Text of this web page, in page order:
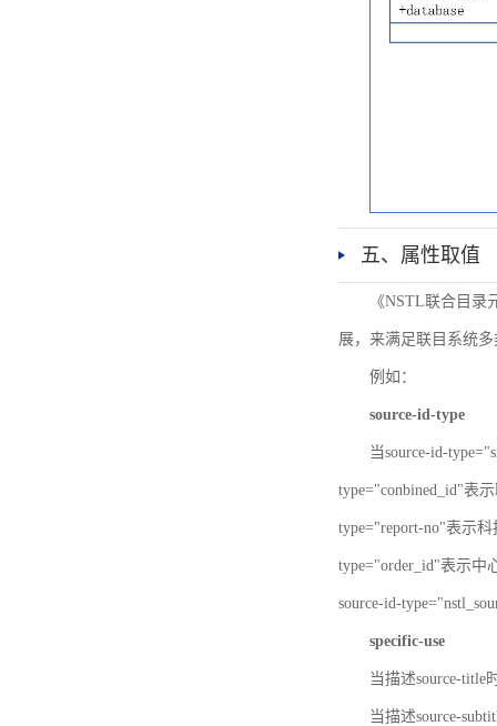
五、属性取值
《NSTL联合目
展，来满足联目系统
例如：
source-id-type
当source-id-
type="conbined_id"表
type="report-no"表示
type="order_id"表示中
source-id-
specific-use
当描述source-title
当描述source-